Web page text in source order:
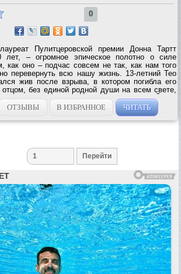
0
Пулитцеровской премии Донна Тартт
лет, – огромное эпическое полотно о силе
как оно – подчас совсем не так, как нам того
перевернуть всю нашу жизнь. 13-летний Тео
жив после взрыва, в котором погибла его
без единой родной души на всем свете,
домам и чужим семьям – от Нью-Йорка
ОТЗЫВЫ В ИЗБРАННОЕ ЧИТАТЬ